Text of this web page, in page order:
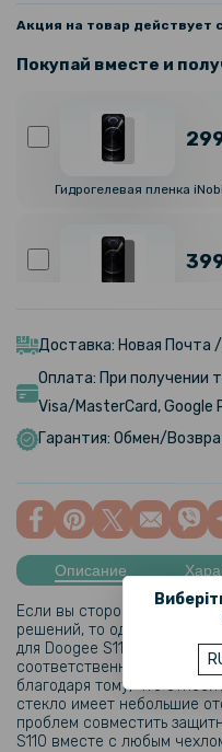
Акция на товар
Покупай вместе и
Гидрогелевая пленка
Гидрогелевая пленка iNobi
199
Противоударная
Доставка: Новая Почта
Оплата: При получении
Visa/MasterCard, Google
Гарантия: Обмен/
Описание
Если вы сторонник
решений, то однозначно
для Doogee S110. Данное
соответственно оно не
благодаря тому, что
стекло имеет небольшие
проблем совместить
S110 вместе с любым